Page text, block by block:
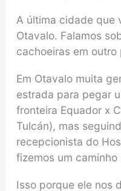
A última cidade que
Otavalo. Falamos
cachoeiras em outro
Em Otavalo muita
estrada para pegar
fronteira Equador x
Tulcán), mas
recepcionista do
fizemos um
Isso porque ele nos